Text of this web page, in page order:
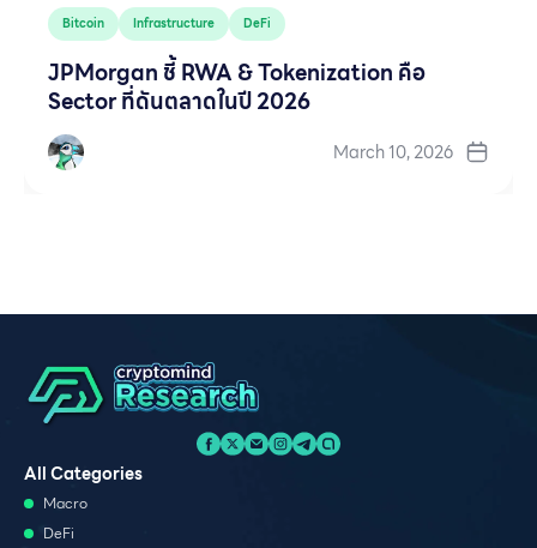
Bitcoin Infrastructure DeFi
JPMorgan ชี้ RWA & Tokenization คือ
Sector ที่ดันตลาดในปี 2026
March 10, 2026
All Categories
Macro
DeFi